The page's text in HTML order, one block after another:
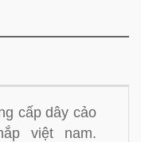
cấp dây cảo
việt nam.